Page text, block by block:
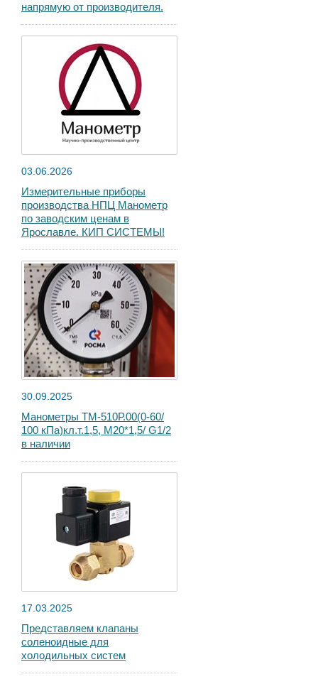
напрямую от производителя.
03.06.2026
Измерительные приборы
производства НПЦ Манометр
по заводским ценам в
Ярославле. КИП СИСТЕМЫ!
30.09.2025
Манометры ТМ-510Р.00(0-60/
100 кПа)кл.т.1,5, М20*1,5/ G1/2
в наличии
17.03.2025
Представляем клапаны
соленоидные для
холодильных систем